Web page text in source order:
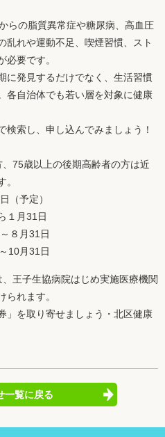
らの脂質異常症や糖尿病、高血圧
乱れや運動不足、喫煙習慣、スト
必要です。
発見するだけでなく、生活習慣
各自治体でも若い層を対象に健康
索し、申し込んでみましょう！
75歳以上の後期高齢者の方は近
。
（予定）
１月31日
８月31日
月31日
王子生協病院はじめ実施医療機関
られます。
を取り寄せましょう・北区健康
一覧に戻る